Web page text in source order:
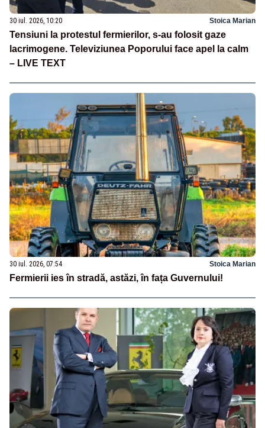
30 iul. 2026, 10:20 Stoica Marian
Tensiuni la protestul fermierilor, s-au folosit gaze
lacrimogene. Televiziunea Poporului face apel la calm
– LIVE TEXT
30 iul. 2026, 07:54 Stoica Marian
Fermierii ies în stradă, astăzi, în fața Guvernului!